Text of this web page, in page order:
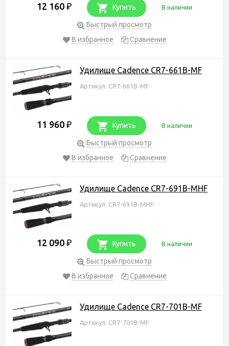
12 160 ₽ Купить В наличии
Быстрый просмотр
В избранное
Сравнение
Удилище Cadence CR7-661B-MF
Артикул: CR7-661B-MF
11 960 ₽ Купить В наличии
Быстрый просмотр
В избранное
Сравнение
Удилище Cadence CR7-691B-MHF
Артикул: CR7-691B-MHF
12 090 ₽ Купить В наличии
Быстрый просмотр
В избранное
Сравнение
Удилище Cadence CR7-701B-MF
Артикул: CR7-701B-MF